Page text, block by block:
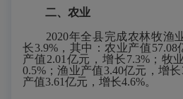
二、农业
2020年全县完成农林牧渔
长3.9%，其中：农业产值57.08
产值2.01 亿元，增长7.3%；牧
0.5%；渔业产值3.40亿元，增长
产值3.61亿元，增长4.6%。